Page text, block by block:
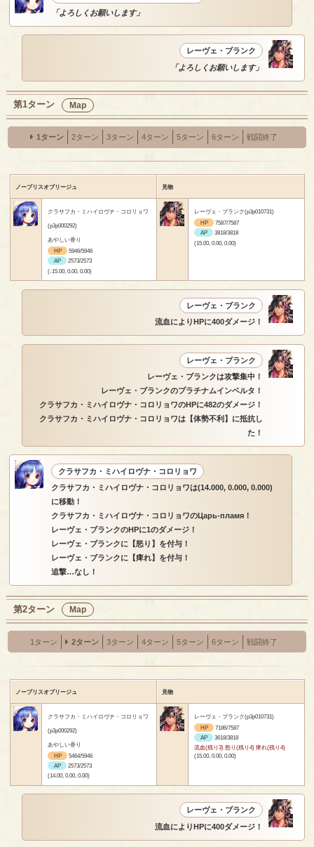
「よろしくお願いします」
レーヴェ・ブランク
「よろしくお願いします」
第1ターン Map
1ターン 2ターン 3ターン 4ターン 5ターン 6ターン 戦闘終了
ノーブリスオブリージュ 見物
クラサフカ・ミハイロヴナ・コロリョワ
(p3p000292)
あやしい香り
HP
5946/5946
AP
2573/2573
(-15.00, 0.00, 0.00)
レーヴェ・ブランク(p3p010731)
HP
7587/7587
AP
3818/3818
(15.00, 0.00, 0.00)
レーヴェ・ブランク
流血によりHPに400ダメージ！
レーヴェ・ブランク
レーヴェ・ブランクは攻撃集中！
レーヴェ・ブランクのプラチナムインベルタ！
クラサフカ・ミハイロヴナ・コロリョワのHPに482のダメージ！
クラサフカ・ミハイロヴナ・コロリョワは【体勢不利】に抵抗し
た！
クラサフカ・ミハイロヴナ・コロリョワ
クラサフカ・ミハイロヴナ・コロリョワは(14.000, 0.000, 0.000)
に移動！
クラサフカ・ミハイロヴナ・コロリョワのЦарь-пламя！
レーヴェ・ブランクのHPに1のダメージ！
レーヴェ・ブランクに【怒り】を付与！
レーヴェ・ブランクに【痺れ】を付与！
追撃…なし！
第2ターン Map
1ターン 2ターン 3ターン 4ターン 5ターン 6ターン 戦闘終了
ノーブリスオブリージュ 見物
クラサフカ・ミハイロヴナ・コロリョワ
(p3p000292)
あやしい香り
HP
5464/5946
AP
2573/2573
(14.00, 0.00, 0.00)
レーヴェ・ブランク(p3p010731)
HP
7186/7587
AP
3618/3818
流血(残り3) 怒り(残り4) 痺れ(残り4)
(15.00, 0.00, 0.00)
レーヴェ・ブランク
流血によりHPに400ダメージ！